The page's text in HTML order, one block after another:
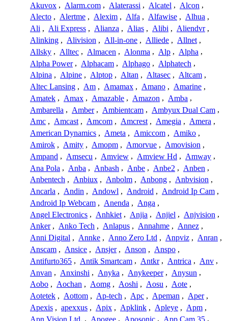
Akuvox , Alarm.com , Alaterassi , Alcatel , Alcon ,
Alecto , Alertme , Alexim , Alfa , Alfawise , Alhua ,
Ali , Ali Express , Alianza , Alias , Alibi , Aliendvr ,
Alinking , Alivision , All-in-one , Alliede , Allnet ,
Allsky , Alltec , Almacen , Alonma , Alp , Alpha ,
Alpha Power , Alphacam , Alphago , Alphatech ,
Alpina , Alpine , Alptop , Altan , Altasec , Altcam ,
Altec Lansing , Am , Amamax , Amano , Amarine ,
Amatek , Amax , Amazable , Amazon , Amba ,
Ambarella , Amber , Ambientcam , Ambyux Dual Cam ,
Amc , Amcast , Amcom , Amcrest , Amegia , Amera ,
American Dynamics , Ameta , Amiccom , Amiko ,
Amirok , Amity , Amopm , Amorvue , Amovision ,
Ampand , Amsecu , Amview , Amview Hd , Amway ,
Ana Pola , Anba , Anbash , Anbe , Anbe2 , Anben ,
Anbentech , Anbiux , Anbolm , Anbong , Anbvision ,
Ancarla , Andin , Andowl , Android , Android Ip Cam ,
Android Ip Webcam , Anenda , Anga ,
Angel Electronics , Anhkiet , Anjia , Anjiel , Anjvision ,
Anker , Anko Tech , Anlapus , Annahme , Annez ,
Anni Digital , Annke , Anno Zero Ltd , Anpviz , Anran ,
Anscam , Ansice , Ansjer , Anson , Anspo ,
Antifurto365 , Antik Smartcam , Antkr , Antrica , Anv ,
Anvan , Anxinshi , Anyka , Anykeeper , Anysun ,
Aobo , Aochan , Aomg , Aoshi , Aosu , Aote ,
Aotetek , Aottom , Ap-tech , Apc , Apeman , Aper ,
Apexis , apexxus , Apix , Apklink , Apleye , Apm ,
Apn Vision Ltd. , Apogee , Aposonic , App Cam 35 ,